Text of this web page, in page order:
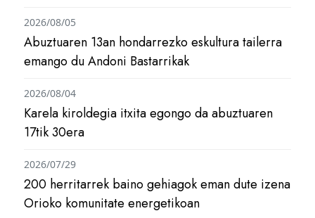
Abuztuaren 13an hondarrezko eskultura tailerra
emango du Andoni Bastarrikak
2026/08/05
Karela kiroldegia itxita egongo da abuztuaren
17tik 30era
2026/08/04
200 herritarrek baino gehiagok eman dute izena
Orioko komunitate energetikoan
2026/07/29